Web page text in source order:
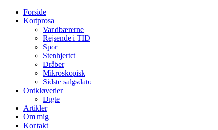
Forside
Kortprosa
Vandbærerne
Rejsende i TID
Spor
Stenhjertet
Dråber
Mikroskopisk
Sidste salgsdato
Ordkløverier
Digte
Artikler
Om mig
Kontakt